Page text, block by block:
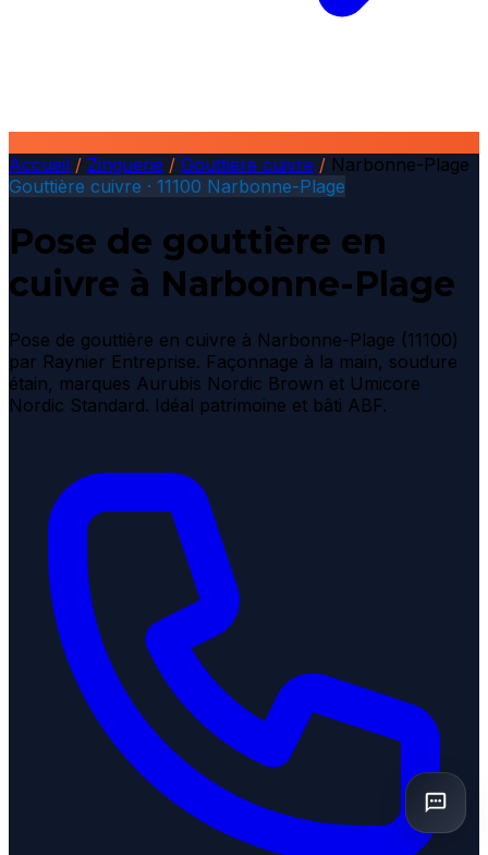
Accueil / Zinguerie / Gouttière cuivre / Narbonne-Plage
Gouttière cuivre · 11100 Narbonne-Plage
Pose de gouttière en
cuivre à Narbonne-Plage
Pose de gouttière en cuivre à Narbonne-Plage (11100)
par Raynier Entreprise. Façonnage à la main, soudure
étain, marques Aurubis Nordic Brown et Umicore
Nordic Standard. Idéal patrimoine et bâti ABF.